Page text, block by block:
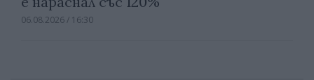
06.08.2026 / 16:30